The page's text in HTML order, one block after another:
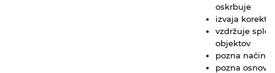
oskrbuje
izvaja
vzdržuje
objektov
pozna načine
pozna